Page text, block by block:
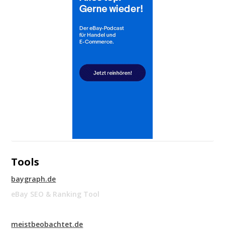
Tools
baygraph.de
eBay SEO & Ranking Tool
meistbeobachtet.de